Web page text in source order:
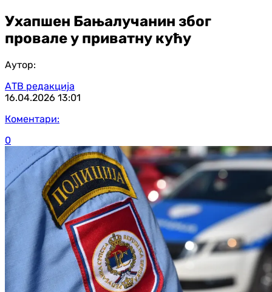
Ухапшен Бањалучанин због
провале у приватну кућу
Аутор:
АТВ редакција
16.04.2026 13:01
Коментари:
0